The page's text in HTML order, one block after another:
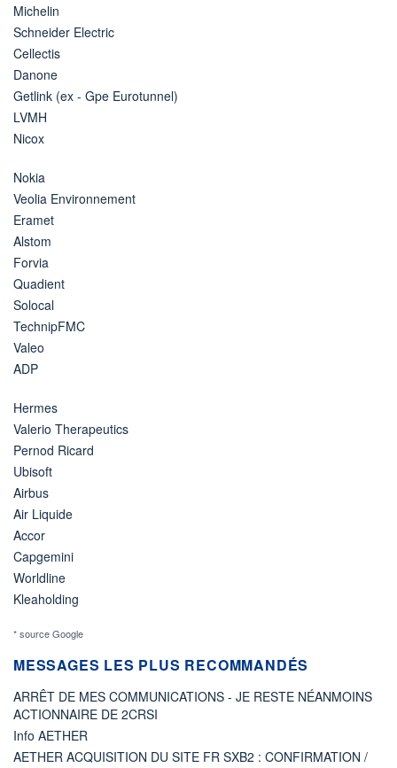
Michelin
Schneider Electric
Cellectis
Danone
Getlink (ex - Gpe Eurotunnel)
LVMH
Nicox
Nokia
Veolia Environnement
Eramet
Alstom
Forvia
Quadient
Solocal
TechnipFMC
Valeo
ADP
Hermes
Valerio Therapeutics
Pernod Ricard
Ubisoft
Airbus
Air Liquide
Accor
Capgemini
Worldline
Kleaholding
* source Google
MESSAGES LES PLUS RECOMMANDÉS
ARRÊT DE MES COMMUNICATIONS - JE RESTE NÉANMOINS
ACTIONNAIRE DE 2CRSI
Info AETHER
AETHER ACQUISITION DU SITE FR SXB2 : CONFIRMATION /